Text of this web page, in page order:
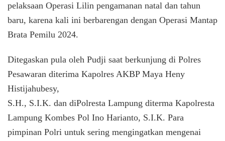
pelaksaan Operasi Lilin pengamanan natal dan tahun
baru, karena kali ini berbarengan dengan Operasi Mantap
Brata Pemilu 2024.
Ditegaskan pula oleh Pudji saat berkunjung di Polres
Pesawaran diterima Kapolres AKBP Maya Heny
Histijahubesy,
S.H., S.I.K. dan diPolresta Lampung diterma Kapolresta
Lampung Kombes Pol Ino Harianto, S.I.K. Para
pimpinan Polri untuk sering mengingatkan mengenai